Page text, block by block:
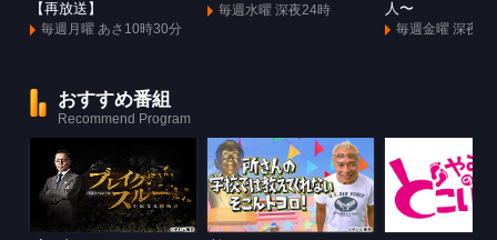
【再放送】
毎週月曜 あさ10時30分
毎週水曜 深夜24時
人〜
毎週金曜 深夜1
おすすめ番組
Recommend Program